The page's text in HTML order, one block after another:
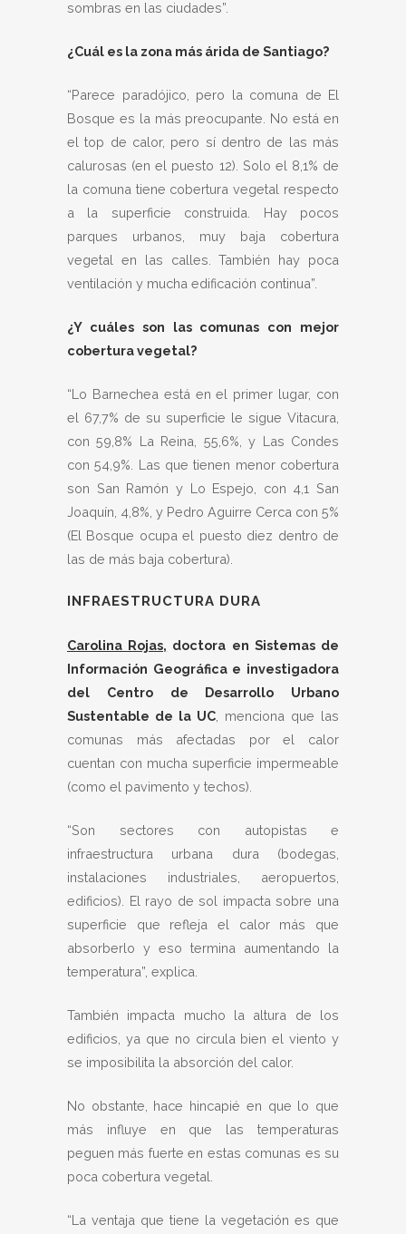
sombras en las ciudades”.
¿Cuál es la zona más árida de Santiago?
“Parece paradójico, pero la comuna de El
Bosque es la más preocupante. No está en
el top de calor, pero sí dentro de las más
calurosas (en el puesto 12). Solo el 8,1% de
la comuna tiene cobertura vegetal respecto
a la superficie construida. Hay pocos
parques urbanos, muy baja cobertura
vegetal en las calles. También hay poca
ventilación y mucha edificación continua”.
¿Y cuáles son las comunas con mejor
cobertura vegetal?
“Lo Barnechea está en el primer lugar, con
el 67,7% de su superficie le sigue Vitacura,
con 59,8% La Reina, 55,6%, y Las Condes
con 54,9%. Las que tienen menor cobertura
son San Ramón y Lo Espejo, con 4,1 San
Joaquín, 4,8%, y Pedro Aguirre Cerca con 5%
(El Bosque ocupa el puesto diez dentro de
las de más baja cobertura).
INFRAESTRUCTURA DURA
Carolina Rojas, doctora en Sistemas de
Información Geográfica e investigadora
del Centro de Desarrollo Urbano
Sustentable de la UC , menciona que las
comunas más afectadas por el calor
cuentan con mucha superficie impermeable
(como el pavimento y techos).
“Son sectores con autopistas e
infraestructura urbana dura (bodegas,
instalaciones industriales, aeropuertos,
edificios). El rayo de sol impacta sobre una
superficie que refleja el calor más que
absorberlo y eso termina aumentando la
temperatura”, explica.
También impacta mucho la altura de los
edificios, ya que no circula bien el viento y
se imposibilita la absorción del calor.
No obstante, hace hincapié en que lo que
más influye en que las temperaturas
peguen más fuerte en estas comunas es su
poca cobertura vegetal.
“La ventaja que tiene la vegetación es que